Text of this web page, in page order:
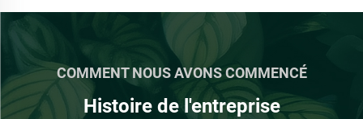
COMMENT NOUS AVONS COMMENCÉ
Histoire de l'entreprise